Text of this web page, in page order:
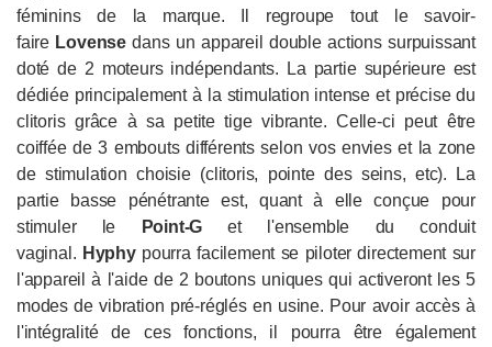
féminins de la marque. Il regroupe tout le savoir-
faire Lovense dans un appareil double actions surpuissant
doté de 2 moteurs indépendants. La partie supérieure est
dédiée principalement à la stimulation intense et précise du
clitoris grâce à sa petite tige vibrante. Celle-ci peut être
coiffée de 3 embouts différents selon vos envies et la zone
de stimulation choisie (clitoris, pointe des seins, etc). La
partie basse pénétrante est, quant à elle conçue pour
stimuler le
Point-Get l'ensemble du conduit
vaginal. Hyphypourra facilement se piloter directement sur
l'appareil à l'aide de 2 boutons uniques qui activeront les 5
modes de vibration pré-réglés en usine. Pour avoir accès à
l'intégralité de ces fonctions, il pourra être également